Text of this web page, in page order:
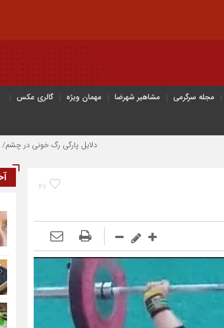
مجله سرگرمی مشاهیر شهرضا مهمان ویژه
گالری عکس
دلایل پارگی رگ خونی در چشم/ چه موقع باید
47